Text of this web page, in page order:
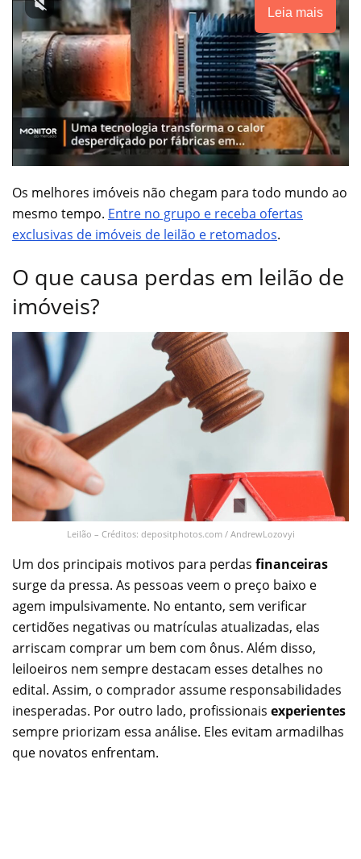
Leia mais
Os melhores imóveis não chegam para todo mundo ao
mesmo tempo. Entre no grupo e receba ofertas
exclusivas de imóveis de leilão e retomados.
O que causa perdas em leilão de
imóveis?
Leilão – Créditos: depositphotos.com / AndrewLozovyi
Um dos principais motivos para perdas financeiras
surge da pressa. As pessoas veem o preço baixo e
agem impulsivamente. No entanto, sem verificar
certidões negativas ou matrículas atualizadas, elas
arriscam comprar um bem com ônus. Além disso,
leiloeiros nem sempre destacam esses detalhes no
edital. Assim, o comprador assume responsabilidades
inesperadas. Por outro lado, profissionais experientes
sempre priorizam essa análise. Eles evitam armadilhas
que novatos enfrentam.